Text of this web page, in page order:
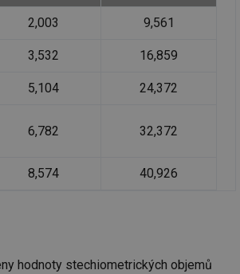
2,003 9,561
3,532 16,859
5,104 24,372
6,782 32,372
8,574 40,926
hodnoty stechiometrických objemů